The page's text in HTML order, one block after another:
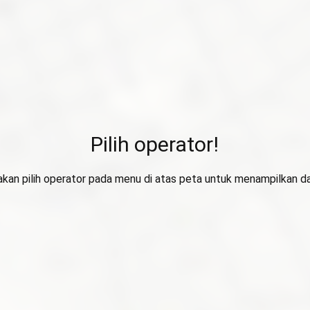
Pilih operator!
pilih operator pada menu di atas peta untuk menampilkan